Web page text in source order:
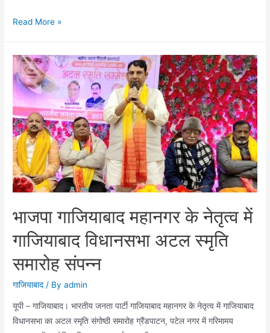
नववर्ष
शालीमार
गार्डन
में
पदोन्नत
पुलिस
अधिकारियों
का
स्वागत
Read More »
भाजपा गाजियाबाद महानगर के नेतृत्व में
गाजियाबाद विधानसभा अटल स्मृति
समारोह संपन्न
गाजियाबाद / Byadmin
यूपी – गाजियाबाद। भारतीय जनता पार्टी गाजियाबाद महानगर के नेतृत्व में गाजियाबाद
विधानसभा का अटल स्मृति संगोष्ठी समारोह ग्रैंडपाटन, पटेल नगर में गरिमामय